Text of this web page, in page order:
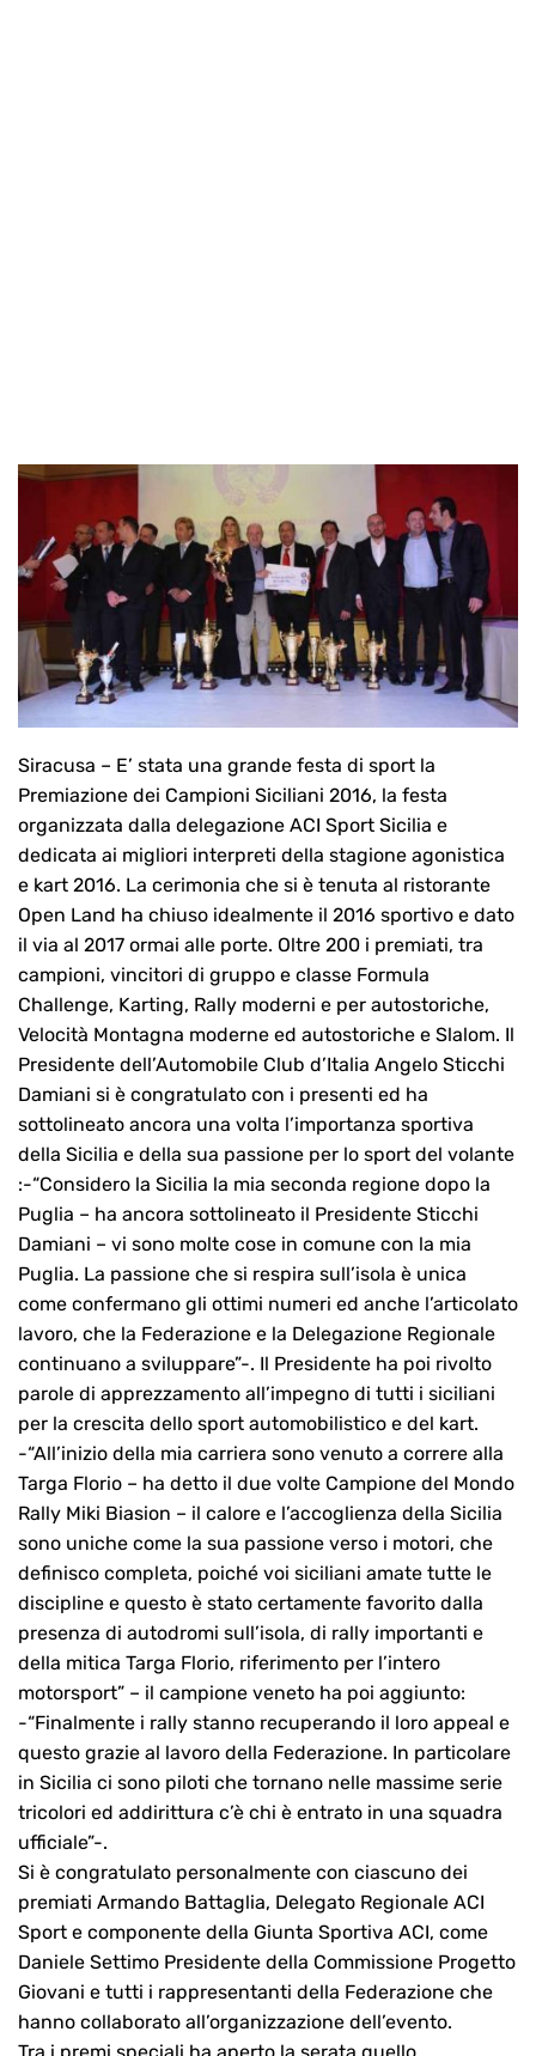
Siracusa – E’ stata una grande festa di sport la
Premiazione dei Campioni Siciliani 2016, la festa
organizzata dalla delegazione ACI Sport Sicilia e
dedicata ai migliori interpreti della stagione agonistica
e kart 2016. La cerimonia che si è tenuta al ristorante
Open Land ha chiuso idealmente il 2016 sportivo e dato
il via al 2017 ormai alle porte. Oltre 200 i premiati, tra
campioni, vincitori di gruppo e classe Formula
Challenge, Karting, Rally moderni e per autostoriche,
Velocità Montagna moderne ed autostoriche e Slalom. Il
Presidente dell’Automobile Club d’Italia Angelo Sticchi
Damiani si è congratulato con i presenti ed ha
sottolineato ancora una volta l’importanza sportiva
della Sicilia e della sua passione per lo sport del volante
:-“Considero la Sicilia la mia seconda regione dopo la
Puglia – ha ancora sottolineato il Presidente Sticchi
Damiani – vi sono molte cose in comune con la mia
Puglia. La passione che si respira sull’isola è unica
come confermano gli ottimi numeri ed anche l’articolato
lavoro, che la Federazione e la Delegazione Regionale
continuano a sviluppare”-. Il Presidente ha poi rivolto
parole di apprezzamento all’impegno di tutti i siciliani
per la crescita dello sport automobilistico e del kart.
-“All’inizio della mia carriera sono venuto a correre alla
Targa Florio – ha detto il due volte Campione del Mondo
Rally Miki Biasion – il calore e l’accoglienza della Sicilia
sono uniche come la sua passione verso i motori, che
definisco completa, poiché voi siciliani amate tutte le
discipline e questo è stato certamente favorito dalla
presenza di autodromi sull’isola, di rally importanti e
della mitica Targa Florio, riferimento per l’intero
motorsport” – il campione veneto ha poi aggiunto:
-“Finalmente i rally stanno recuperando il loro appeal e
questo grazie al lavoro della Federazione. In particolare
in Sicilia ci sono piloti che tornano nelle massime serie
tricolori ed addirittura c’è chi è entrato in una squadra
ufficiale”-.
Si è congratulato personalmente con ciascuno dei
premiati Armando Battaglia, Delegato Regionale ACI
Sport e componente della Giunta Sportiva ACI, come
Daniele Settimo Presidente della Commissione Progetto
Giovani e tutti i rappresentanti della Federazione che
hanno collaborato all’organizzazione dell’evento.